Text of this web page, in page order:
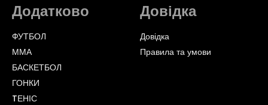
Додатково
ФУТБОЛ
ММА
БАСКЕТБОЛ
ГОНКИ
TЕНІС
Довідка
Довідка
Правила та умови